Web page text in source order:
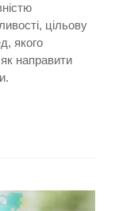
цільову
якого
направити